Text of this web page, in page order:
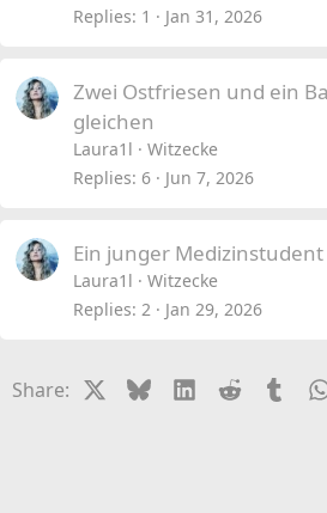
Replies 1 Jan 31, 2026
Zwei Ostfriesen und ein
gleichen
Laura1l
Witzecke
Replies 6 Jun 7, 2026
Ein junger
Laura1l
Witzecke
Replies 2 Jan 29, 2026
Share: BlueskyLinkedIn
Reddit